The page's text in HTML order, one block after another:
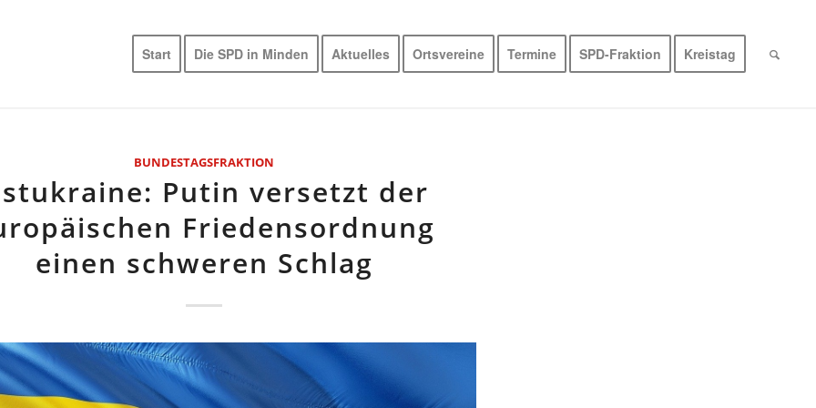
Start Die SPD in Minden Aktuelles Ortsvereine Termine SPD-Fraktion Kreistag
BUNDESTAGSFRAKTION
Putin versetzt der
Friedensordnung
einen schweren Schlag